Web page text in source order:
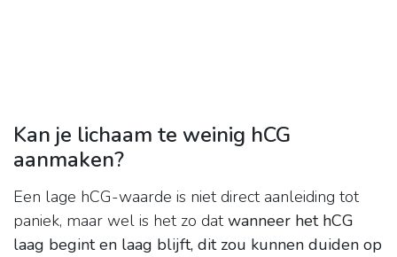
Kan je lichaam te weinig hCG
aanmaken?
Een lage hCG-waarde is niet direct aanleiding tot
paniek, maar wel is het zo datwanneer het hCG
laag begint en laag blijft, dit zou kunnen duiden op